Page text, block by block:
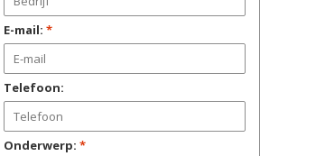
E-mail: *
Telefoon:
Onderwerp: *